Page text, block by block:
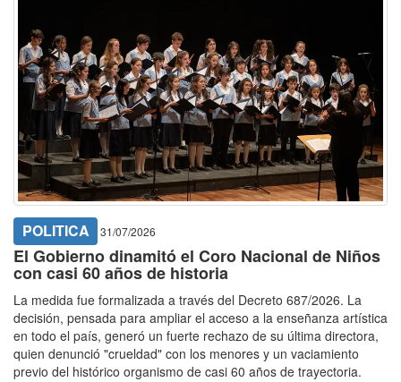
POLITICA 31/07/2026
El Gobierno dinamitó el Coro Nacional de Niños
con casi 60 años de historia
La medida fue formalizada a través del Decreto 687/2026. La
decisión, pensada para ampliar el acceso a la enseñanza artística
en todo el país, generó un fuerte rechazo de su última directora,
quien denunció "crueldad" con los menores y un vaciamiento
previo del histórico organismo de casi 60 años de trayectoria.